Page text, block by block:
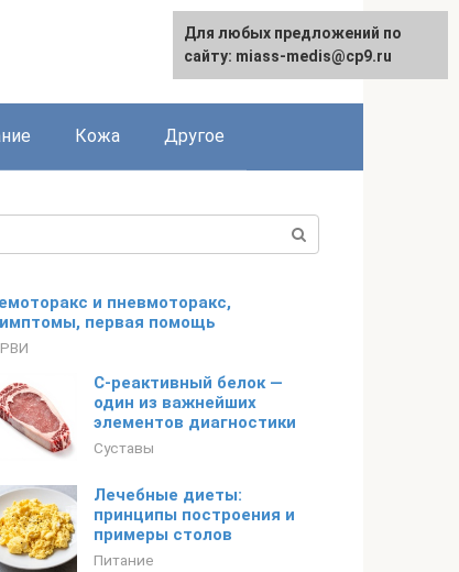
Кожа Другое
и пневмоторакс,
первая помощь
C-реактивный белок —
один из важнейших
элементов диагностики
Суставы
Лечебные диеты:
принципы построения и
примеры столов
Питание
Для любых предложений по
сайту: miass-medis@cp9.ru